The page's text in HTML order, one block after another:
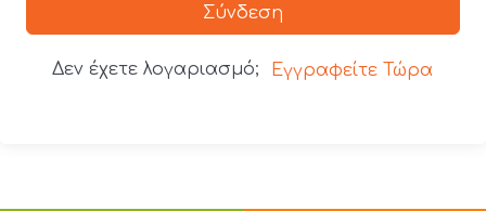
Σύνδεση
Δεν έχετε λογαριασμό; Εγγραφείτε Τώρα